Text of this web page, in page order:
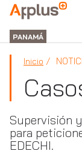
APPLUS+
GROUP
PANAMÁ
Inicio
Supervisión
para
EDECHI.